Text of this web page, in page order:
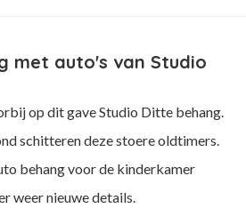
met auto's van Studio
op dit gave Studio Ditte behang.
schitteren deze stoere oldtimers.
behang voor de kinderkamer
weer nieuwe details.